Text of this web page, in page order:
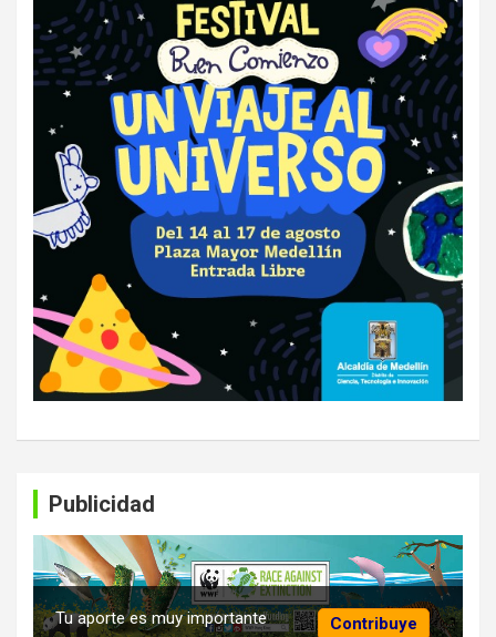
Publicidad
Contribuye
Tu aporte es muy importante